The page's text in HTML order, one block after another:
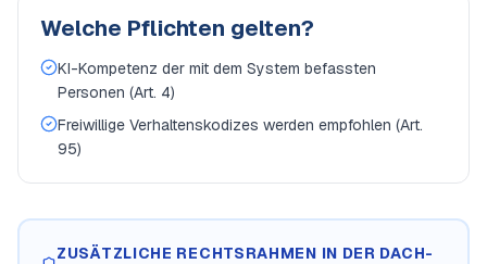
Welche Pflichten gelten?
KI-Kompetenz der mit dem System befassten
Personen (Art. 4)
Freiwillige Verhaltenskodizes werden empfohlen (Art.
95)
ZUSÄTZLICHE RECHTSRAHMEN IN DER DACH-